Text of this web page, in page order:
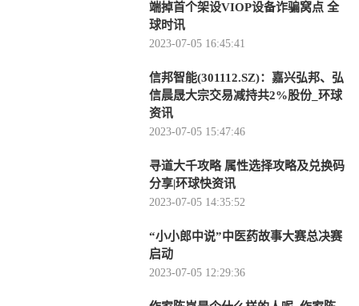
端掉首个架设VIOP设备诈骗窝点 全
球时讯
2023-07-05 16:45:41
信邦智能(301112.SZ)：嘉兴弘邦、弘
信晨晟大宗交易减持共2%股份_环球
资讯
2023-07-05 15:47:46
寻道大千攻略 属性选择攻略及兑换码
分享|环球快资讯
2023-07-05 14:35:52
“小小郎中说”中医药故事大赛总决赛
启动
2023-07-05 12:29:36